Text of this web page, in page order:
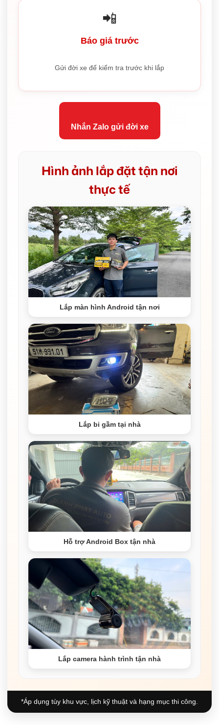
📲
Báo giá trước
Gửi đời xe để kiểm tra trước khi lắp
Nhắn Zalo gửi đời xe
Hình ảnh lắp đặt tận nơi
thực tế
Lắp màn hình Android tận nơi
Lắp bi gầm tại nhà
Hỗ trợ Android Box tận nhà
Lắp camera hành trình tận nhà
*Áp dụng tùy khu vực, lịch kỹ thuật và hạng mục thi công.